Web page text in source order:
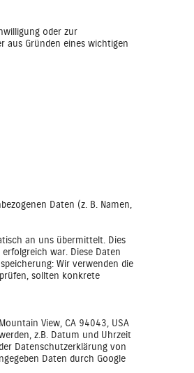
oder zur
aus Gründen eines wichtigen
Daten (z. B. Namen,
an uns übermittelt. Dies
war. Diese Daten
Wir verwenden die
sollten konkrete
View, CA 94043, USA
z.B. Datum und Uhrzeit
Datenschutzerklärung von
Daten durch Google